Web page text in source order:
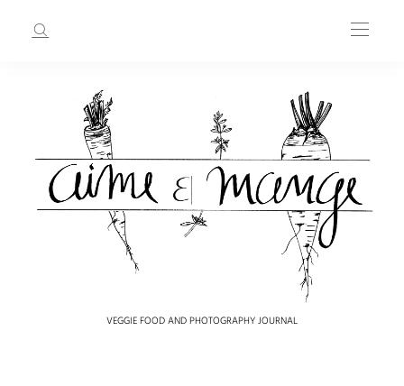
VEGGIE FOOD AND PHOTOGRAPHY JOURNAL